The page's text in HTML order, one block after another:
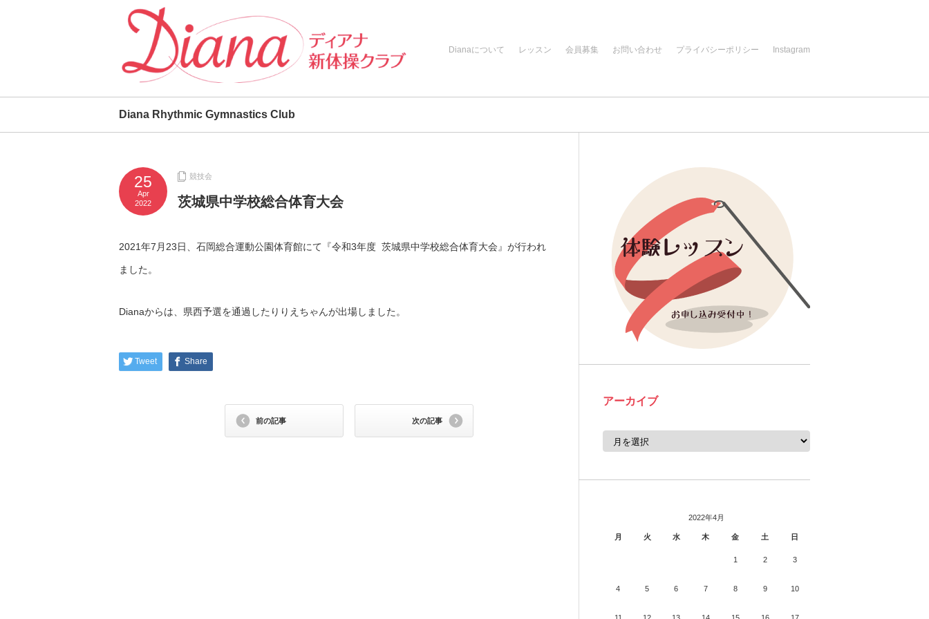
Dianaについて レッスン 会員募集 お問い合わせ プライバシーポリシー Instagram
Diana Rhythmic Gymnastics Club
25
Apr
2022
競技会
茨城県中学校総合体育大会
2021年7月23日、石岡総合運動公園体育館にて『令和3年度 茨城県中学校総合体育大会』が行われ
ました。
Dianaからは、県西予選を通過したりりえちゃんが出場しました。
Tweet Share
前の記事 次の記事
アーカイブ
ア
2022年4月
月 火 水 木 金 土 日
1 2 3
4 5 6 7 8 9 10